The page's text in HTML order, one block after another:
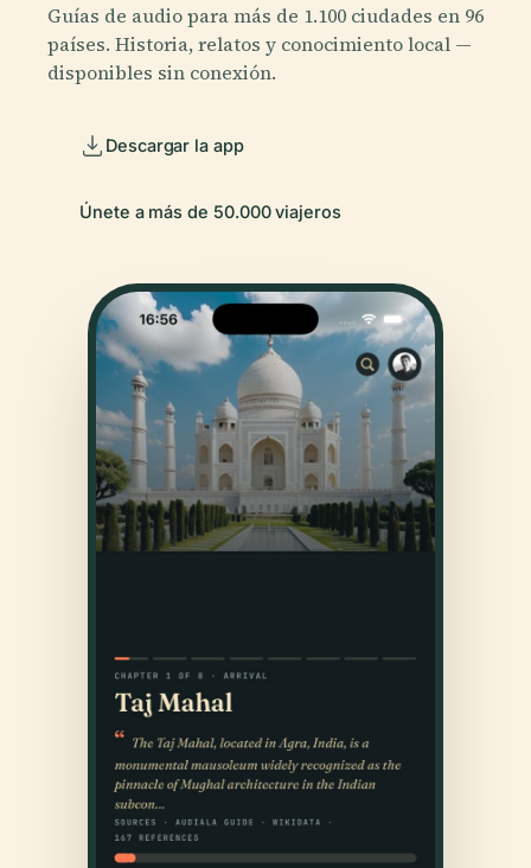
Guías de audio para más de 1.100 ciudades en 96
países. Historia, relatos y conocimiento local —
disponibles sin conexión.
Descargar la app
Únete a más de 50.000 viajeros